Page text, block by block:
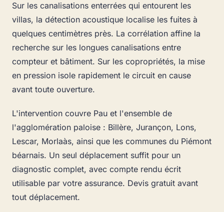
Sur les canalisations enterrées qui entourent les
villas, la détection acoustique localise les fuites à
quelques centimètres près. La corrélation affine la
recherche sur les longues canalisations entre
compteur et bâtiment. Sur les copropriétés, la mise
en pression isole rapidement le circuit en cause
avant toute ouverture.
L'intervention couvre Pau et l'ensemble de
l'agglomération paloise : Billère, Jurançon, Lons,
Lescar, Morlaàs, ainsi que les communes du Piémont
béarnais. Un seul déplacement suffit pour un
diagnostic complet, avec compte rendu écrit
utilisable par votre assurance. Devis gratuit avant
tout déplacement.